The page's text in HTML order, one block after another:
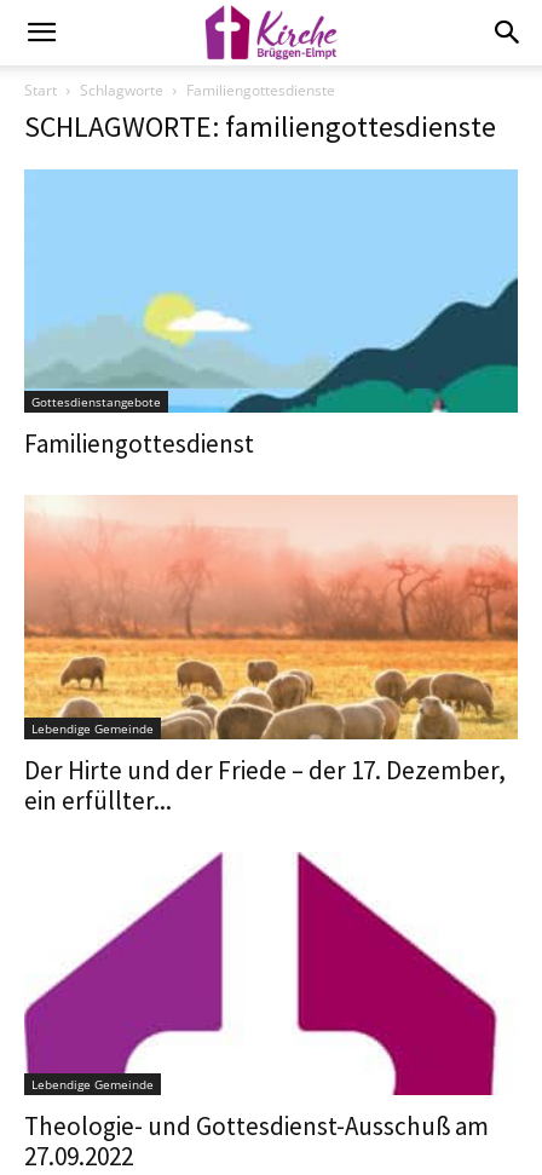
Start Schlagworte Familiengottesdienste
SCHLAGWORTE: familiengottesdienste
Gottesdienstangebote
Familiengottesdienst
Lebendige Gemeinde
Der Hirte und der Friede – der 17. Dezember,
ein erfüllter...
Lebendige Gemeinde
Theologie- und Gottesdienst-Ausschuß am
27.09.2022